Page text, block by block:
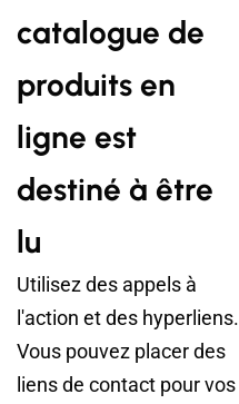
catalogue de
produits en
ligne est
destiné à être
lu
Utilisez des appels à
l'action et des hyperliens.
Vous pouvez placer des
liens de contact pour vos